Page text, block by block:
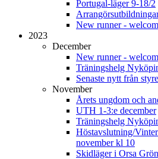
Portugal-läger 9-18/2
New runner -
2023
December
New runner -
Träningshelg
Senaste nytt från
November
Årets ungdom och
UTH 1-3:e december
Träningshelg
Höstavslutning/
november kl 10
Skidläger i Orsa